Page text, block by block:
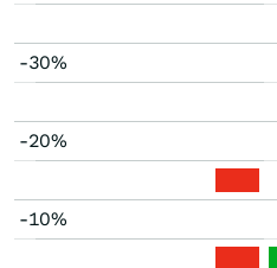
-30%
-20%
-10%